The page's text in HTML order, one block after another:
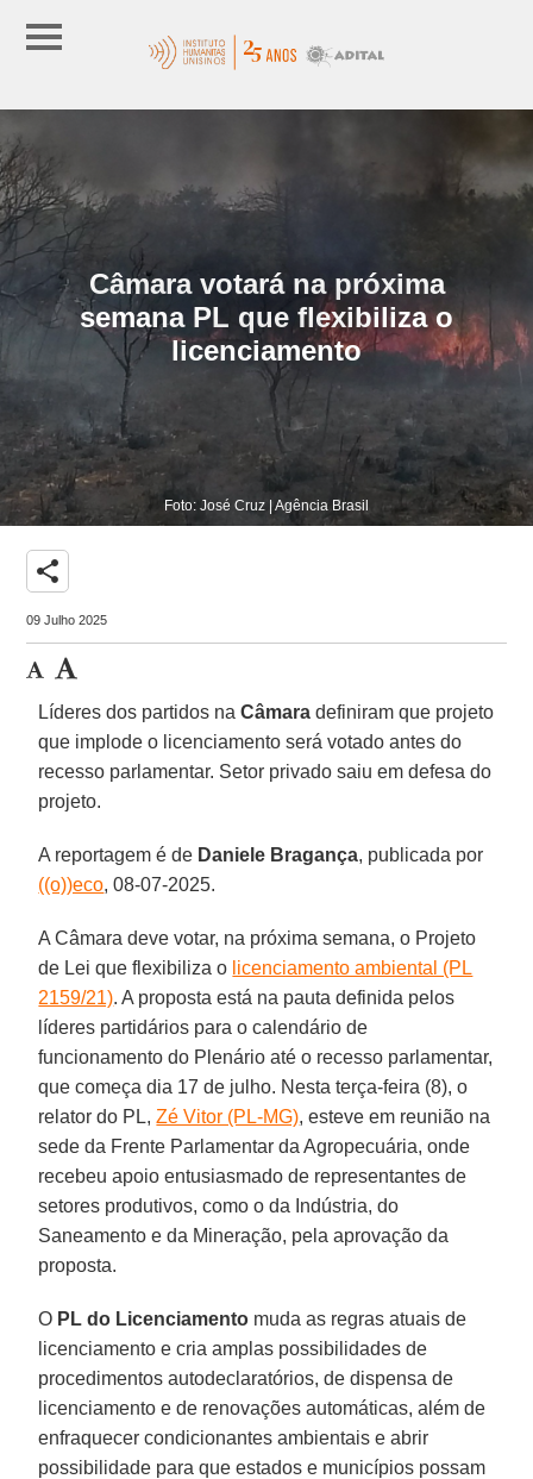
Câmara votará na próxima
semana PL que flexibiliza o
licenciamento
Foto: José Cruz | Agência Brasil
share
09 Julho 2025
Líderes dos partidos naCâmara definiram que projeto
que implode o licenciamento será votado antes do
recesso parlamentar. Setor privado saiu em defesa do
projeto.
A reportagem é de Daniele Bragança, publicada por
((o))eco, 08-07-2025.
A Câmara deve votar, na próxima semana, o Projeto
de Lei que flexibiliza o licenciamento ambiental (PL
2159/21). A proposta está na pauta definida pelos
líderes partidários para o calendário de
funcionamento do Plenário até o recesso parlamentar,
que começa dia 17 de julho. Nesta terça-feira (8), o
relator do PL,Zé Vitor (PL-MG), esteve em reunião na
sede da Frente Parlamentar da Agropecuária, onde
recebeu apoio entusiasmado de representantes de
setores produtivos, como o da Indústria, do
Saneamento e da Mineração, pela aprovação da
proposta.
O PL do Licenciamento muda as regras atuais de
licenciamento e cria amplas possibilidades de
procedimentos autodeclaratórios, de dispensa de
licenciamento e de renovações automáticas, além de
enfraquecer condicionantes ambientais e abrir
possibilidade para que estados e municípios possam